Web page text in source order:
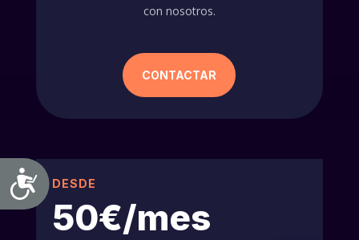
Accesibilidad
con nosotros.
CONTACTAR
DESDE
50€/mes